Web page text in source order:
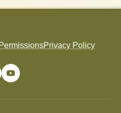
Privacy Policy